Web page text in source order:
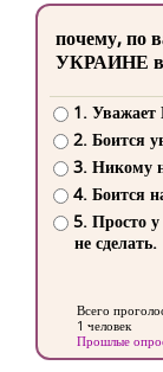
почему, по
УКРАИНЕ в
1. Уважает
2. Боится
3. Никому
4. Боится
5. Просто у
не сделать.
Всего
1 человек
Прошлые